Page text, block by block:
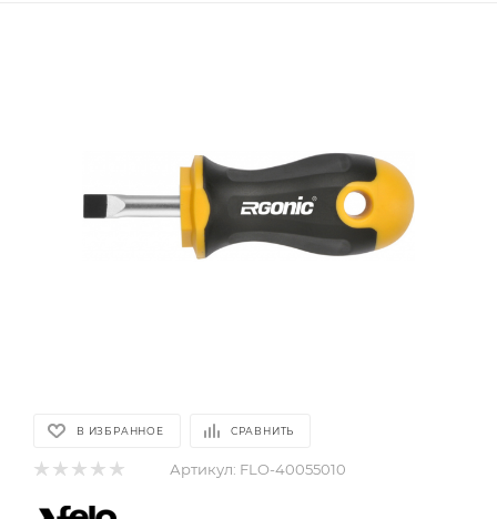
В ИЗБРАННОЕ СРАВНИТЬ
Артикул: FLO-40055010